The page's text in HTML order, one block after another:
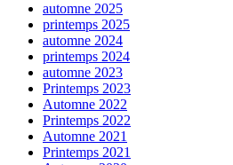
automne 2025
printemps 2025
automne 2024
printemps 2024
automne 2023
Printemps 2023
Automne 2022
Printemps 2022
Automne 2021
Printemps 2021